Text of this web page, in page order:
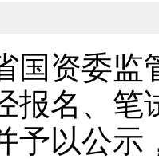
资委监管
报名、笔
予以公示